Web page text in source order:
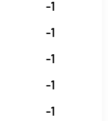
-1
-1
-1
-1
-1